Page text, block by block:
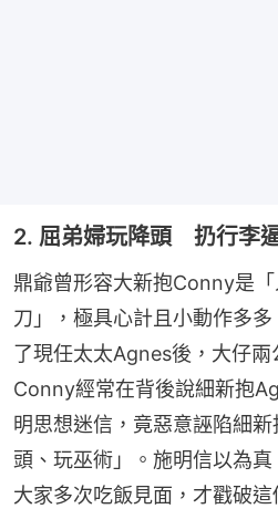
2. 屈弟婦玩降頭 扔行李
鼎爺曾形容大新抱Conny是
刀」，極具心計且小動作多
了現任太太Agnes後，大仔兩
Conny經常在背後說細新抱
明思想迷信，竟惡意誣陷細
頭、玩巫術」。施明信以為
大家多次吃飯見面，才戳破這